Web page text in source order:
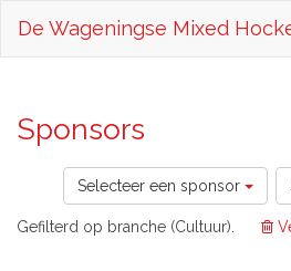
De Wageningse Mixed
Sponsors
Selecteer een sponsor
Gefilterd op branche (Cultuur).